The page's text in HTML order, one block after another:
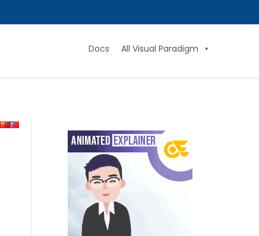
Docs All Visual Paradigm